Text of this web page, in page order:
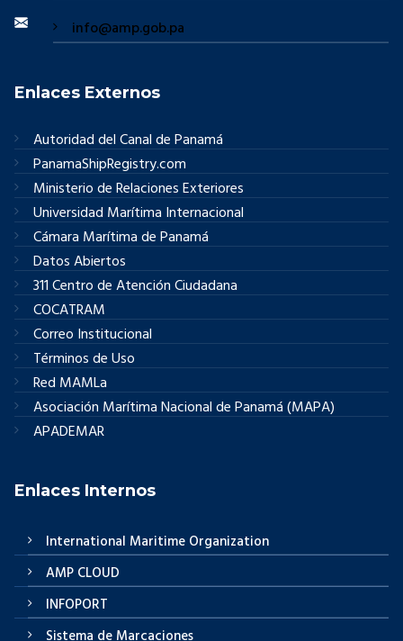
info@amp.gob.pa
Enlaces Externos
Autoridad del Canal de Panamá
PanamaShipRegistry.com
Ministerio de Relaciones Exteriores
Universidad Marítima Internacional
Cámara Marítima de Panamá
Datos Abiertos
311 Centro de Atención Ciudadana
COCATRAM
Correo Institucional
Términos de Uso
Red MAMLa
Asociación Marítima Nacional de Panamá (MAPA)
APADEMAR
Enlaces Internos
International Maritime Organization
AMP CLOUD
INFOPORT
Sistema de Marcaciones